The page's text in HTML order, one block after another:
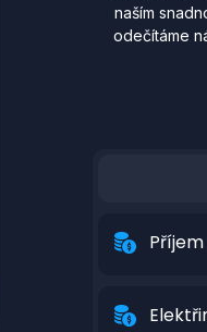
naším
odečítáme
Příjem